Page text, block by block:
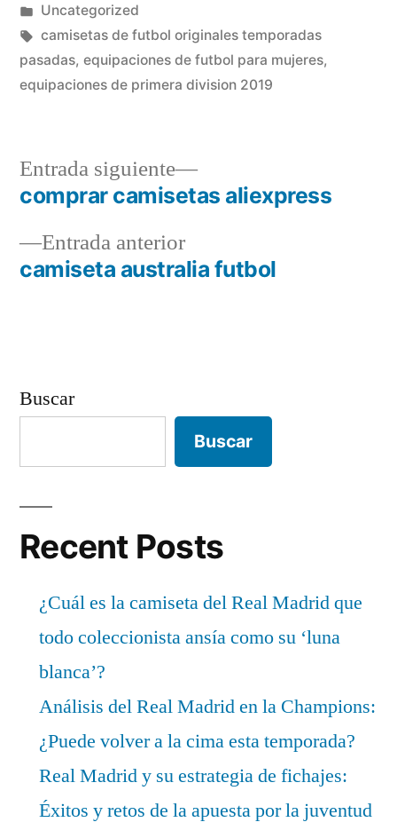
por
Publicado
en
Uncategorized
Etiquetas:
camisetas de futbol originales temporadas
pasadas, equipaciones de futbol para mujeres,
equipaciones de primera division 2019
Navegación
deEntrada anteriorEntrada
anterior:
camiseta australia futbol
Entrada siguiente
Entrada
siguiente:
comprar camisetas aliexpress
Buscar
Buscar
Recent Posts
¿Cuál es la camiseta del Real Madrid que
todo coleccionista ansía como su ‘luna
blanca’?
Análisis del Real Madrid en la Champions:
¿Puede volver a la cima esta temporada?
Real Madrid y su estrategia de fichajes:
Éxitos y retos de la apuesta por la juventud